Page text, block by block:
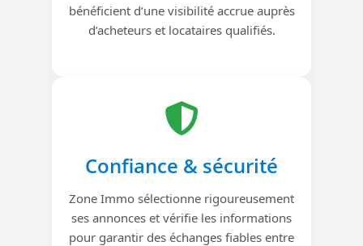
bénéficient d’une visibilité accrue auprès
d’acheteurs et locataires qualifiés.
Confiance & sécurité
Zone Immo sélectionne rigoureusement
ses annonces et vérifie les informations
pour garantir des échanges fiables entre